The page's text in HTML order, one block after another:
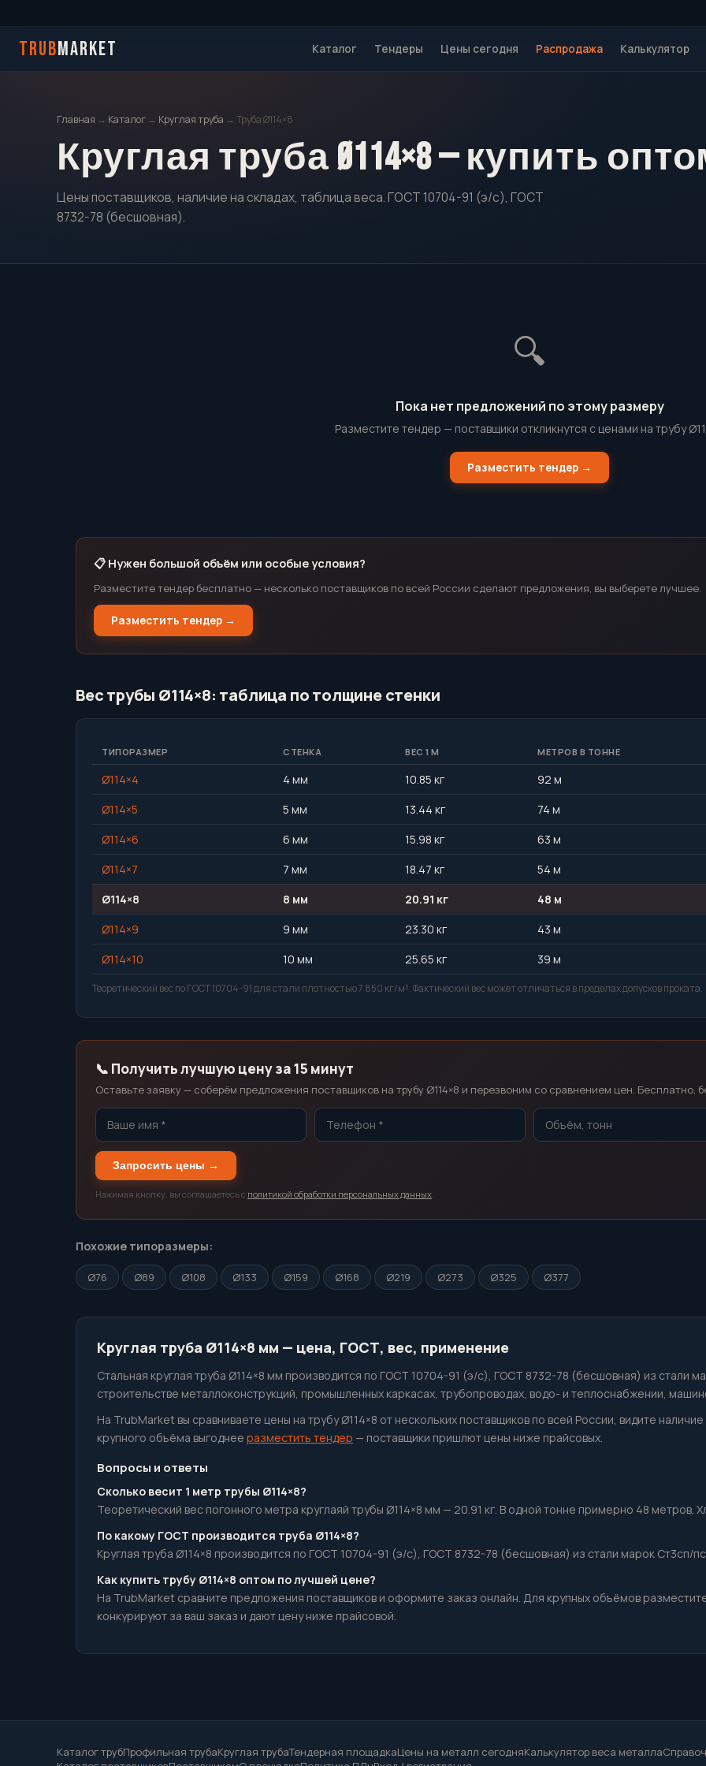
TRUBMARKET Каталог Тендеры Цены сегодня Распродажа Калькулятор
Главная → Каталог → Круглая труба → Труба Ø114×8
Круглая труба Ø114×8 — купить
Цены поставщиков, наличие на складах, таблица веса. ГОСТ 10704-91 (э/с), ГОСТ
8732-78 (бесшовная).
🔍
Пока нет предложений по этому размеру
Разместите тендер — поставщики откликнутся с ценами на трубу
Разместить тендер →
📋 Нужен большой объём или особые условия?
Разместите тендер бесплатно — несколько поставщиков по всей России сделают предложения, вы выберете лучшее.
Разместить тендер →
Вес трубы Ø114×8: таблица по толщине стенки
ТИПОРАЗМЕР СТЕНКА ВЕС 1 М МЕТРОВ В ТОННЕ
Ø114×4 4 мм 10.85 кг
92 м
Ø114×5
5 мм 13.44 кг
74 м
Ø114×6
6 мм 15.98 кг
63 м
Ø114×7
7 мм 18.47 кг
54 м
Ø114×8
8 мм 20.91 кг
48 м
Ø114×9
9 мм 23.30 кг
43 м
Ø114×10
10 мм 25.65 кг 39 м
Теоретический вес по ГОСТ 10704-91 для стали плотностью 7 850 кг/м³. Фактический вес может отличаться в пределах допусков проката.
📞 Получить лучшую цену за 15 минут
Оставьте заявку — соберём предложения поставщиков на трубу Ø114×8 и перезвоним со сравнением цен. Бесплатно,
Запросить цены →
Нажимая кнопку, вы соглашаетесь с политикой обработки персональных данных.
Похожие типоразмеры:
Ø76 Ø89 Ø108 Ø133 Ø159 Ø168 Ø219 Ø273 Ø325 Ø377
Круглая труба Ø114×8 мм — цена, ГОСТ, вес, применение
Стальная круглая труба Ø114×8 мм производится по ГОСТ 10704-91 (э/с), ГОСТ 8732-78 (бесшовная) из стали
строительстве металлоконструкций, промышленных каркасах, трубопроводах, водо- и теплоснабжении,
На TrubMarket вы сравниваете цены на трубу Ø114×8 от нескольких поставщиков по всей России, видите
крупного объёма выгоднее разместить тендер — поставщики пришлют цены ниже прайсовых.
Вопросы и ответы
Сколько весит 1 метр трубы Ø114×8?
Теоретический вес погонного метра круглаяй трубы Ø114×8 мм — 20.91 кг. В одной тонне примерно 48 метров.
По какому ГОСТ производится труба Ø114×8?
Круглая труба Ø114×8 производится по ГОСТ 10704-91 (э/с), ГОСТ 8732-78 (бесшовная) из стали марок Ст3сп/
Как купить трубу Ø114×8 оптом по лучшей цене?
На TrubMarket сравните предложения поставщиков и оформите заказ онлайн. Для крупных объёмов
конкурируют за ваш заказ и дают цену ниже прайсовой.
Каталог трубПрофильная трубаКруглая трубаТендерная площадкаЦены на металл сегодняКалькулятор веса металла